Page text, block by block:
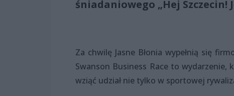
śniadaniowego „Hej Szczecin!
Za chwilę Jasne Błonia wypełnią się
Swanson Business Race to wydarzenie,
wziąć udział nie tylko w sportowej